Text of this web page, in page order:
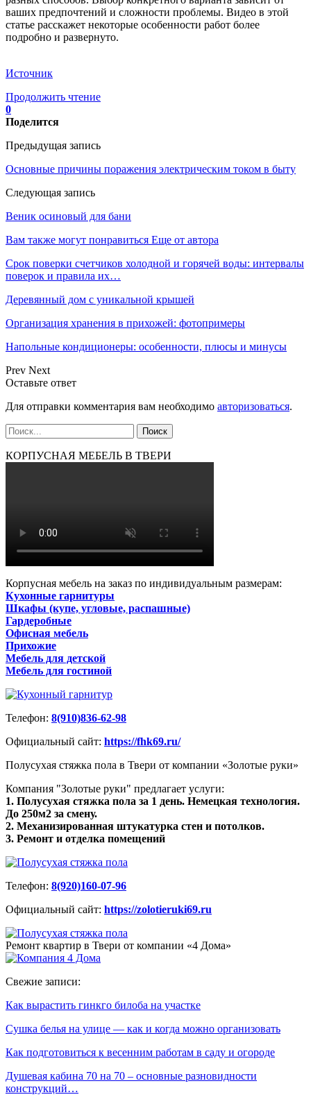
ваших предпочтений и сложности проблемы. Видео в этой
статье расскажет некоторые особенности работ более
подробно и развернуто.
Источник
Продолжить чтение
0
Поделится
Предыдущая запись
Основные причины поражения электрическим током в быту
Следующая запись
Веник осиновый для бани
Вам также могут понравиться Еще от автора
Срок поверки счетчиков холодной и горячей воды: интервалы
поверок и правила их…
Деревянный дом с уникальной крышей
Организация хранения в прихожей: фотопримеры
Напольные кондиционеры: особенности, плюсы и минусы
Prev Next
Оставьте ответ
Для отправки комментария вам необходимо авторизоваться.
КОРПУСНАЯ МЕБЕЛЬ В ТВЕРИ
Корпусная мебель на заказ по индивидуальным размерам:
Кухонные гарнитуры
Шкафы (купе, угловые, распашные)
Гардеробные
Офисная мебель
Прихожие
Мебель для детской
Мебель для гостиной
Телефон: 8(910)836-62-98
Официальный сайт: https://fhk69.ru/
Полусухая стяжка пола в Твери от компании «Золотые руки»
Компания "Золотые руки" предлагает услуги:
1. Полусухая стяжка пола за 1 день. Немецкая технология.
До 250м2 за смену.
2. Механизированная штукатурка стен и потолков.
3. Ремонт и отделка помещений
Телефон: 8(920)160-07-96
Официальный сайт: https://zolotieruki69.ru
Ремонт квартир в Твери от компании «4 Дома»
Свежие записи:
Как вырастить гинкго билоба на участке
Сушка белья на улице — как и когда можно организовать
Как подготовиться к весенним работам в саду и огороде
Душевая кабина 70 на 70 – основные разновидности
конструкций…